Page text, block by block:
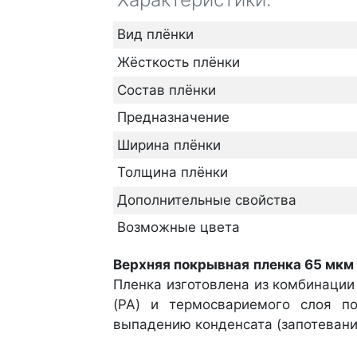
Вид плёнки
Жёсткость плёнки
Состав плёнки
Предназначение
Ширина плёнки
Толщина плёнки
Дополнительные свойства
Возможные цвета
Верхняя покрывная пленка 65
Пленка изготовлена из
(PA) и термосвариемого слоя
выпадению конденсата